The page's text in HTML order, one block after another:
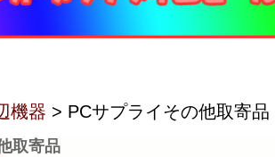
機器 > PCサプライその他取寄品
取寄品